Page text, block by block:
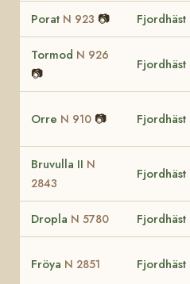
Porat N 923 📷 Fjordhäst
Tormod N 926
📷
Fjordhäst
Orre N 910 📷 Fjordhäst
Bruvulla II N
2843
Fjordhäst
Dropla N 5780 Fjordhäst
Fröya N 2851 Fjordhäst